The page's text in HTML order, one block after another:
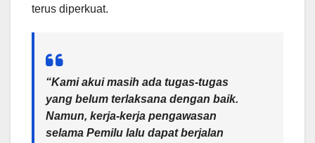
terus diperkuat.
“Kami akui masih ada tugas-tugas
yang belum terlaksana dengan baik.
Namun, kerja-kerja pengawasan
selama Pemilu lalu dapat berjalan